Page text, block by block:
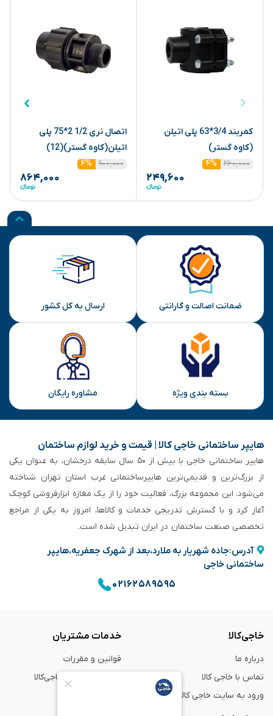
کمربند 3/4*63 پلی اتیلن
(کاوه گستر)
۲۶۰,۰۰۰
۴%
۲۴۹,۶۰۰
اتصال نری 1/2 2*75 پلی
اتیلن(کاوه گستر)(12)
۹۰۰,۰۰۰
۴%
۸۶۴,۰۰۰
ضمانت اصالت و گارانتی ارسال به کل کشور
بسته بندی ویژه مشاوره رایگان
هایپر ساختمانی خاجی‌ کالا | قیمت و خرید لوازم ساختمان
هایپر ساختمانی خاجی‌ با بیش از ۵۰ سال سابقه‌ درخشان، به عنوان یکی
از بزرگ‌ترین و قدیمی‌ترین هایپرساختمانی‌ غرب استان تهران شناخته
می‌شود. این مجموعه بزرگ، فعالیت خود را از یک مغازه ابزارفروشی کوچک
آغاز کرد و با گسترش تدریجی خدمات و کالاها، امروز به یکی از مراجع
تخصصی صنعت ساختمان در ایران تبدیل شده است.
آدرس:جاده شهریار به ملارد،بعد از شهرک جعفریه،هایپر
ساختمانی خاجی
۰۲۱۶۲۵۸۹۵۹۵
خاجی‌کالا
درباره ما
تماس با خاجی کالا
ورود به سایت خاجی‌ کالا
خدمات مشتریان
قوانین و مقررات
راهنمای خرید از خاجی‌کالا